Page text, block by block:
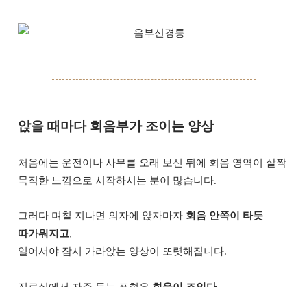
앉을 때마다 회음부가 조이는 양상
처음에는 운전이나 사무를 오래 보신 뒤에 회음 영역이 살짝
묵직한 느낌으로 시작하시는 분이 많습니다.
그러다 며칠 지나면 의자에 앉자마자 회음 안쪽이 타듯
따가워지고,
일어서야 잠시 가라앉는 양상이 또렷해집니다.